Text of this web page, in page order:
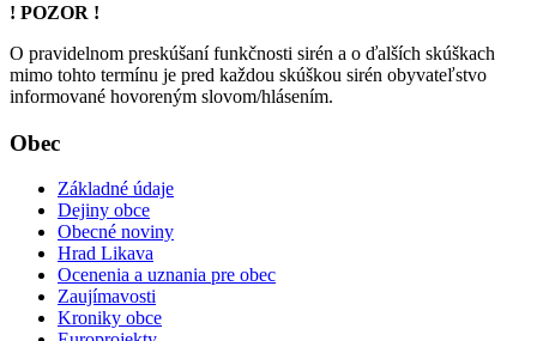
! POZOR !
O pravidelnom preskúšaní funkčnosti sirén a o ďalších skúškach
mimo tohto termínu je pred každou skúškou sirén obyvateľstvo
informované hovoreným slovom/hlásením.
Obec
Základné údaje
Dejiny obce
Obecné noviny
Hrad Likava
Ocenenia a uznania pre obec
Zaujímavosti
Kroniky obce